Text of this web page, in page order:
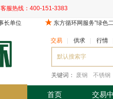
客服热线：400-151-3383
交易 供求 行情
关键词： 废钢 不锈钢
首页 交易